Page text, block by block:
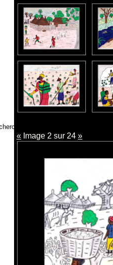
« Image 2 sur 24 »